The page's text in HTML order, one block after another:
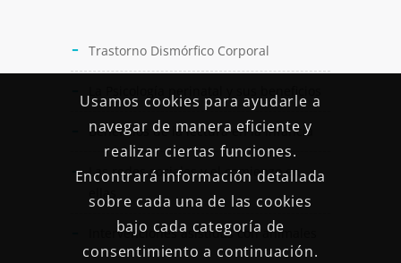
Trastorno Dismórfico Corporal
La Psicología perinatal y sus beneficios
Beneficios de la lectura en la infancia
Las redes sociales y el comienzo en
ellas
Intervenciones asistidas con animales
Usamos cookies para ayudarle a
navegar de manera eficiente y
realizar ciertas funciones.
Encontrará información detallada
sobre cada una de las cookies
bajo cada categoría de
consentimiento a continuación.